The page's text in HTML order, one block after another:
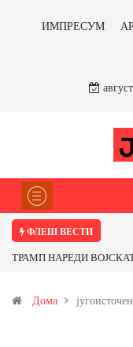
ИМПРЕСУМ
ФЛЕШ ВЕСТИ
ОД САД
Почнува
Дома југоисточен